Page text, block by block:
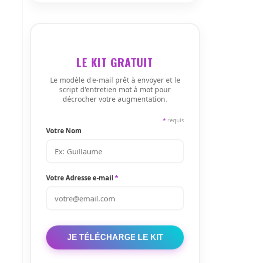
LE KIT GRATUIT
Le modèle d'e-mail prêt à envoyer et le
script d'entretien mot à mot pour
décrocher votre augmentation.
* requis
Votre Nom
Votre Adresse e-mail *